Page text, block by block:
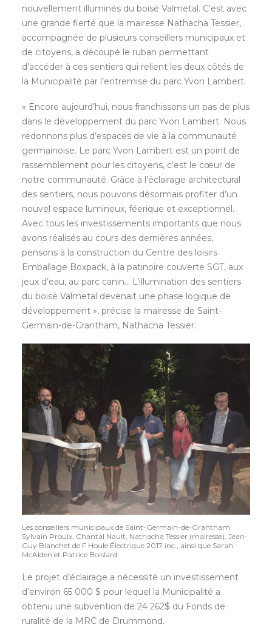
nouvellement illuminés du boisé Valmetal. C’est avec
une grande fierté que la mairesse Nathacha Tessier,
accompagnée de plusieurs conseillers municipaux et
de citoyens, a découpé le ruban permettant
d’accéder à ces sentiers qui relient les deux côtés de
la Municipalité par l’entremise du parc Yvon Lambert.
« Encore aujourd’hui, nous franchissons un pas de plus
dans le développement du parc Yvon Lambert. Nous
redonnons plus d’espaces de vie à la communauté
germainoise. Le parc Yvon Lambert est un point de
rassemblement pour les citoyens, c’est le cœur de
notre communauté. Grâce à l’éclairage architectural
des sentiers, nous pouvons désormais profiter d’un
nouvel espace lumineux, féerique et exceptionnel.
Avec tous les investissements importants que nous
avons réalisés au cours des dernières années,
pensons à la construction du Centre des loisirs
Emballage Boxpack, à la patinoire couverte SGT, aux
jeux d’eau, au parc canin… L’illumination des sentiers
du boisé Valmetal devenait une phase logique de
développement », précise la mairesse de Saint-
Germain-de-Grantham, Nathacha Tessier.
Les conseillers municipaux de Saint-Germain-de-Grantham
Sylvain Proulx, Chantal Nault, Nathacha Tessier (mairesse), Jean-
Guy Blanchet de F Houle Électrique 2017 inc., ainsi que Sarah
McAlden et Patrice Boislard
Le projet d’éclairage a nécessité un investissement
d’environ 65 000 $ pour lequel la Municipalité a
obtenu une subvention de 24 262$ du Fonds de
ruralité de la MRC de Drummond.